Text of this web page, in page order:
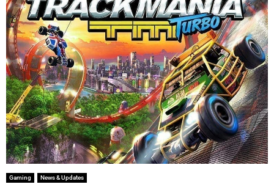
Gaming News & Updates